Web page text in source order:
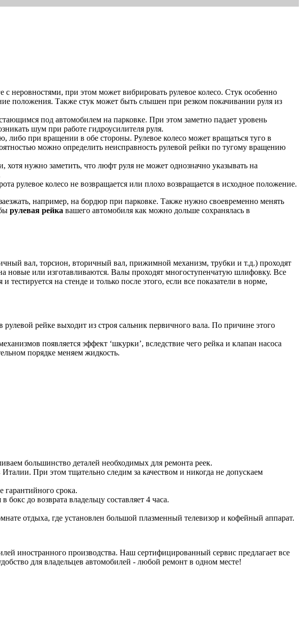
неровностями, при этом может вибрировать рулевое колесо. Стук особенно
положения. Также стук может быть слышен при резком покачивании руля из
под автомобилем на парковке. При этом заметно падает уровень
шум при работе гидроусилителя руля.
либо при вращении в обе стороны. Рулевое колесо может вращаться туго в
можно определить неисправность рулевой рейки по тугому вращению
нужно заметить, что люфт руля не может однозначно указывать на
рулевое колесо не возвращается или плохо возвращается в исходное положение.
например, на бордюр при парковке. Также нужно своевременно менять
рулевая рейка вашего автомобиля как можно дольше сохранялась в
вал, торсион, вторичный вал, прижимной механизм, трубки и т.д.) проходят
новые или изготавливаются. Валы проходят многоступенчатую шлифовку. Все
на стенде и только после этого, если все показатели в норме,
рейке выходит из строя сальник первичного вала. По причине этого
появляется эффект ‘шкурки’, вследствие чего рейка и клапан насоса
порядке меняем жидкость.
большинство деталей необходимых для ремонта реек.
При этом тщательно следим за качеством и никогда не допускаем
срока.
до возврата владельцу составляет 4 часа.
отдыха, где установлен большой плазменный телевизор и кофейный аппарат.
иностранного производства. Наш сертифицированный сервис предлагает все
для владельцев автомобилей - любой ремонт в одном месте!